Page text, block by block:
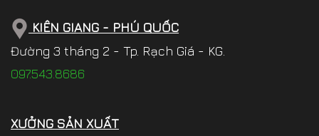
KIÊN GIANG - PHÚ QUỐC
Đường 3 tháng 2 - Tp. Rạch Giá - KG.
097.543.8686
XƯỞNG SẢN XUẤT